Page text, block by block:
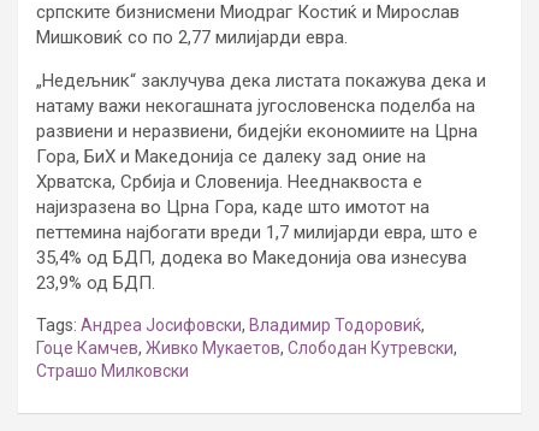
српските бизнисмени Миодраг Костиќ и Мирослав
Мишковиќ со по 2,77 милијарди евра.
„Недељник“ заклучува дека листата покажува дека и
натаму важи некогашната југословенска поделба на
развиени и неразвиени, бидејќи економиите на Црна
Гора, БиХ и Македонија се далеку зад оние на
Хрватска, Србија и Словенија. Нееднаквоста е
најизразена во Црна Гора, каде што имотот на
петтемина најбогати вреди 1,7 милијарди евра, што е
35,4% од БДП, додека во Македонија ова изнесува
23,9% од БДП.
Tags: Андреа Јосифовски, Владимир Тодоровиќ,
Гоце Камчев, Живко Мукаетов, Слободан Кутревски,
Страшо Милковски